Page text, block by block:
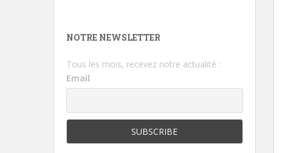
NOTRE NEWSLETTER
Tous les mois, recevez notre actualité :
Email